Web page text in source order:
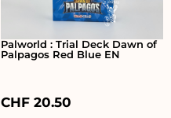
Palworld : Trial Deck Dawn of
Palpagos Red Blue EN
CHF20.50